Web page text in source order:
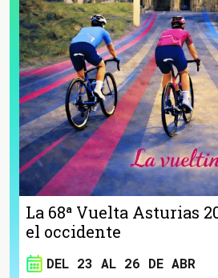
La 68ª Vuelta Asturias
el occidente
DEL 23 AL 26 DE ABR